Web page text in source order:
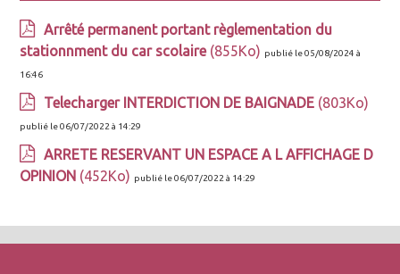
Arrêté permanent portant règlementation du
stationnment du car scolaire(855Ko) publié le 05/08/2024 à
16:46
Telecharger INTERDICTION DE BAIGNADE (803Ko)
publié le 06/07/2022 à 14:29
ARRETE RESERVANT UN ESPACE A L AFFICHAGE D
OPINION (452Ko) publié le 06/07/2022 à 14:29